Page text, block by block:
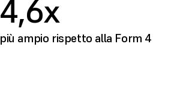
4,6x
più ampio rispetto alla Form 4